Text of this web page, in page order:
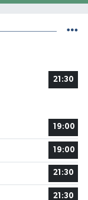
21:30
19:00
19:00
21:30
21:30